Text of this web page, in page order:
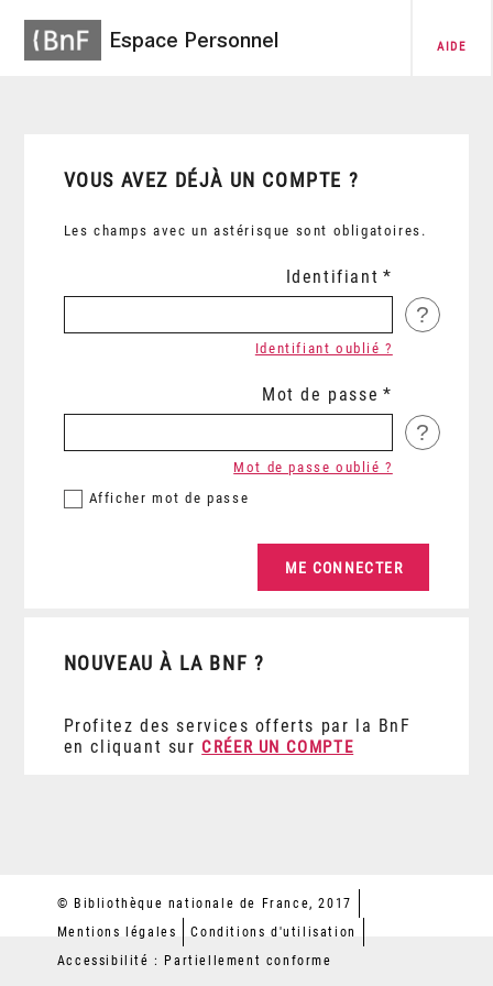
Espace Personnel AIDE
VOUS AVEZ DÉJÀ UN COMPTE ?
Les champs avec un astérisque sont obligatoires.
Identifiant
?
Identifiant oublié ?
Mot de passe
?
Afficher mot de passe
Mot de passe oublié ?
NOUVEAU À LA BNF ?
Profitez des services offerts par la BnF
en cliquant sur CRÉER UN COMPTE
© Bibliothèque nationale de France, 2017
Mentions légales
Conditions d'utilisation
Accessibilité : Partiellement conforme